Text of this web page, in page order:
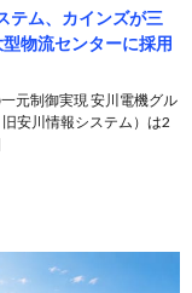
テム、カインズが三
物流センターに採用
元制御実現 安川電機グル
旧安川情報システム）は2